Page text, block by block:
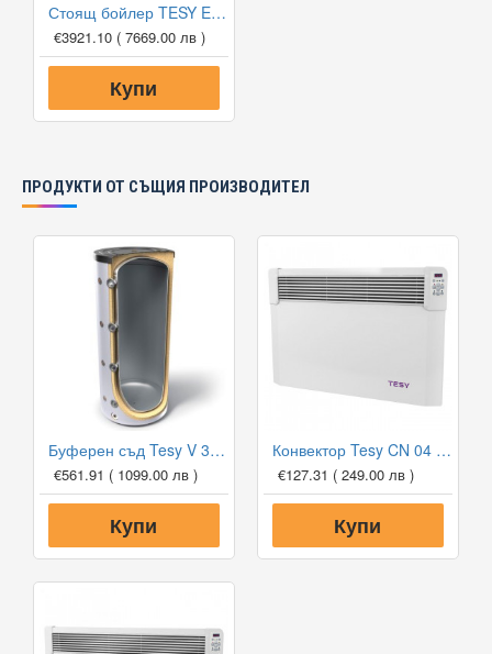
Стоящ бойлер TESY EV 2000 130 B DN18
€3921.10 ( 7669.00 лв )
Купи
ПРОДУКТИ ОТ СЪЩИЯ ПРОИЗВОДИТЕЛ
Буферен съд Tesy V 300 65 F41 P4 за отоплителни инсталации
€561.91 ( 1099.00 лв )
Купи
Конвектор Tesy CN 04 150 EIS W, 1500W, Електронен термостат
€127.31 ( 249.00 лв )
Купи